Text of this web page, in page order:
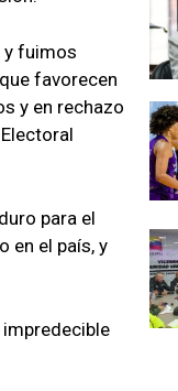
y fuimos
favorecen
y en rechazo
para el
en el país, y
impredecible